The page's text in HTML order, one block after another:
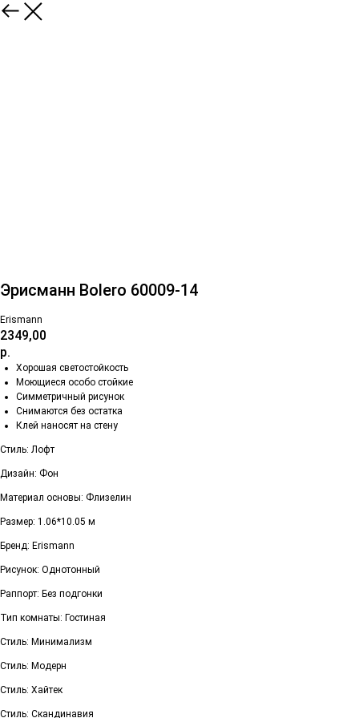
Эрисманн Bolero 60009-14
Erismann
2349,00
р.
Хорошая светостойкость
Моющиеся особо стойкие
Симметричный рисунок
Снимаются без остатка
Клей наносят на стену
Стиль: Лофт
Дизайн: Фон
Материал основы: Флизелин
Размер: 1.06*10.05 м
Бренд: Erismann
Рисунок: Однотонный
Раппорт: Без подгонки
Тип комнаты: Гостиная
Стиль: Минимализм
Стиль: Модерн
Стиль: Хайтек
Стиль: Скандинавия